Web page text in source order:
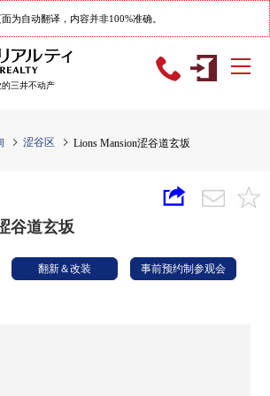
为自动翻译，内容并非100%准确。
三井不动产
涩谷区 Lions Mansion涩谷道玄坂
谷道玄坂
翻新＆改装 事前预约制参观会